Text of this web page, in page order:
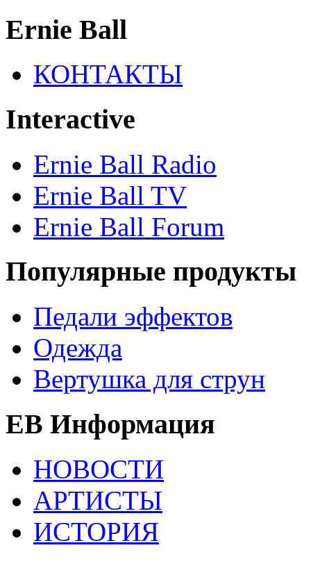
Ernie Ball
КОНТАКТЫ
Interactive
Ernie Ball Radio
Ernie Ball TV
Ernie Ball Forum
Популярные продукты
Педали эффектов
Одежда
Вертушка для струн
EB Информация
НОВОСТИ
АРТИСТЫ
ИСТОРИЯ